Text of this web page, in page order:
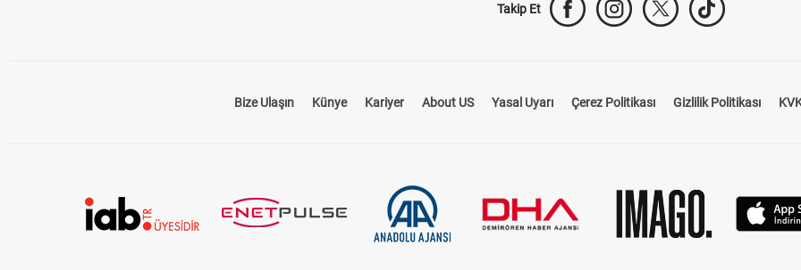
Takip Et
Bize Ulaşın Künye Kariyer About US Yasal Uyarı Çerez Politikası Gizlilik Politikası